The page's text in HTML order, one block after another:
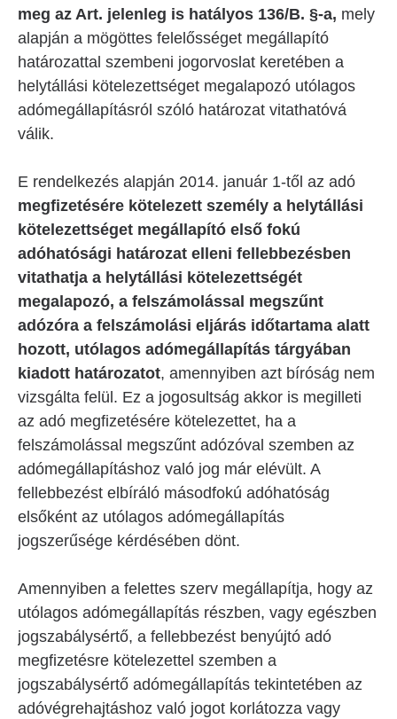
meg az Art. jelenleg is hatályos 136/B. §-a, mely
alapján a mögöttes felelősséget megállapító
határozattal szembeni jogorvoslat keretében a
helytállási kötelezettséget megalapozó utólagos
adómegállapításról szóló határozat vitathatóvá
válik.
E rendelkezés alapján 2014. január 1-től az adó
megfizetésére kötelezett személy a helytállási
kötelezettséget megállapító első fokú
adóhatósági határozat elleni fellebbezésben
vitathatja a helytállási kötelezettségét
megalapozó, a felszámolással megszűnt
adózóra a felszámolási eljárás időtartama alatt
hozott, utólagos adómegállapítás tárgyában
kiadott határozatot, amennyiben azt bíróság nem
vizsgálta felül. Ez a jogosultság akkor is megilleti
az adó megfizetésére kötelezettet, ha a
felszámolással megszűnt adózóval szemben az
adómegállapításhoz való jog már elévült. A
fellebbezést elbíráló másodfokú adóhatóság
elsőként az utólagos adómegállapítás
jogszerűsége kérdésében dönt.
Amennyiben a felettes szerv megállapítja, hogy az
utólagos adómegállapítás részben, vagy egészben
jogszabálysértő, a fellebbezést benyújtó adó
megfizetésre kötelezettel szemben a
jogszabálysértő adómegállapítás tekintetében az
adóvégrehajtáshoz való jogot korlátozza vagy